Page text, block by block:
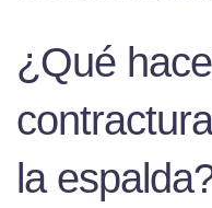
¿Qué
la